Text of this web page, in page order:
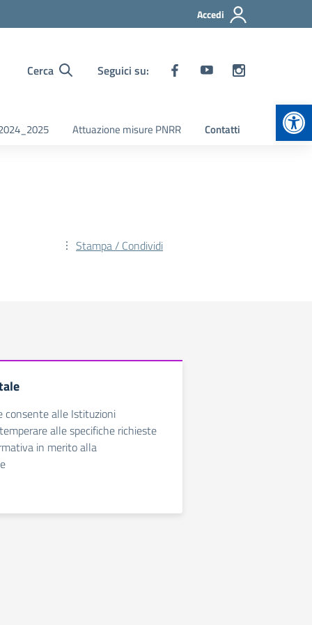
Accedi
Cerca Seguici su:
Attuazione misure PNRR Contatti
Stampa / Condividi
consente alle Istituzioni
alle specifiche richieste
in merito alla